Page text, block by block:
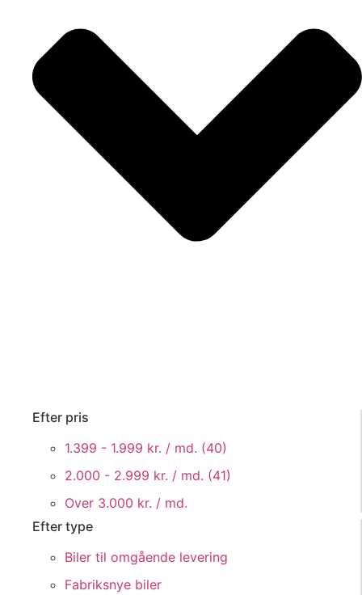
Efter pris
1.399 - 1.999 kr. / md. (40)
2.000 - 2.999 kr. / md. (41)
Over 3.000 kr. / md.
Efter type
Biler til omgående levering
Fabriksnye biler